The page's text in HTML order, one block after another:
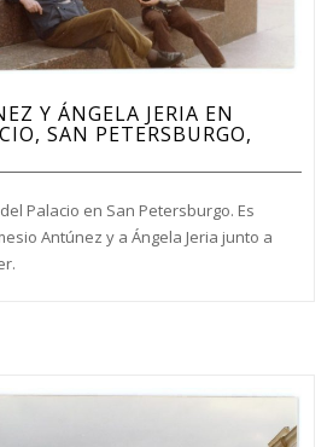
Y ÁNGELA JERIA EN
SAN PETERSBURGO,
Palacio en San Petersburgo. Es
Antúnez y a Ángela Jeria junto a